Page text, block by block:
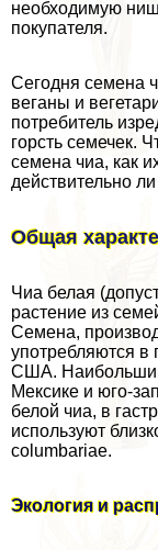
необходимую
покупателя.
Сегодня семена
веганы и
потребитель
горсть семечек.
семена чиа, как
действительно
Общая
Чиа белая
растение из
Семена,
употрeбляются
США. Наибольший
Мексике и юго-
белой чиа, в
используют
columbariae.
Экология и